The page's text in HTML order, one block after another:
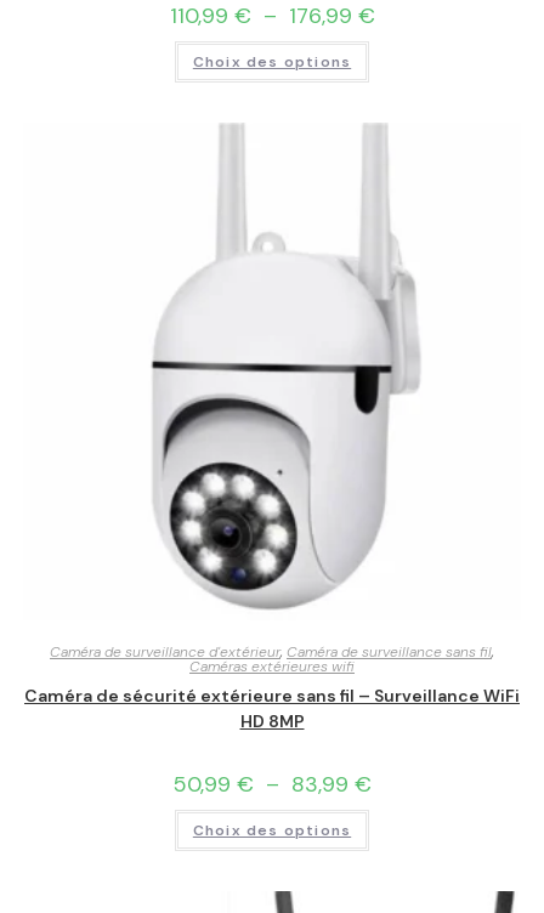
110,99 € – 176,99 €
Choix des options
Caméra de surveillance d'extérieur, Caméra de surveillance sans fil,
Caméras extérieures wifi
Caméra de sécurité extérieure sans fil – Surveillance WiFi
HD 8MP
50,99 € – 83,99 €
Choix des options